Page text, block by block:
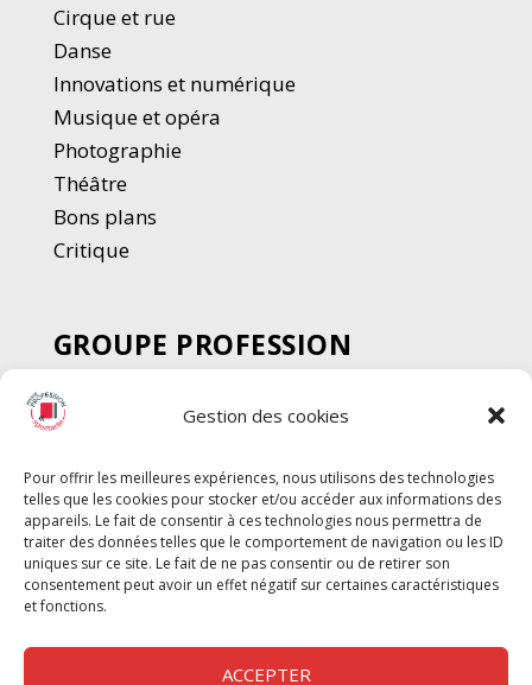
Gestion des cookies
Pour offrir les meilleures expériences, nous utilisons des technologies
telles que les cookies pour stocker et/ou accéder aux informations des
appareils. Le fait de consentir à ces technologies nous permettra de
traiter des données telles que le comportement de navigation ou les ID
uniques sur ce site. Le fait de ne pas consentir ou de retirer son
consentement peut avoir un effet négatif sur certaines caractéristiques
et fonctions.
ACCEPTER
Cirque et rue
Danse
Innovations et numérique
Musique et opéra
Photographie
Théâtre
Bons plans
Critique
GROUPE PROFESSION
SPECTACLE
Chèque Intermittents
Chèque Compta
Chèque Emploi Spectacle
G-Pods
Profession Audio-visuel